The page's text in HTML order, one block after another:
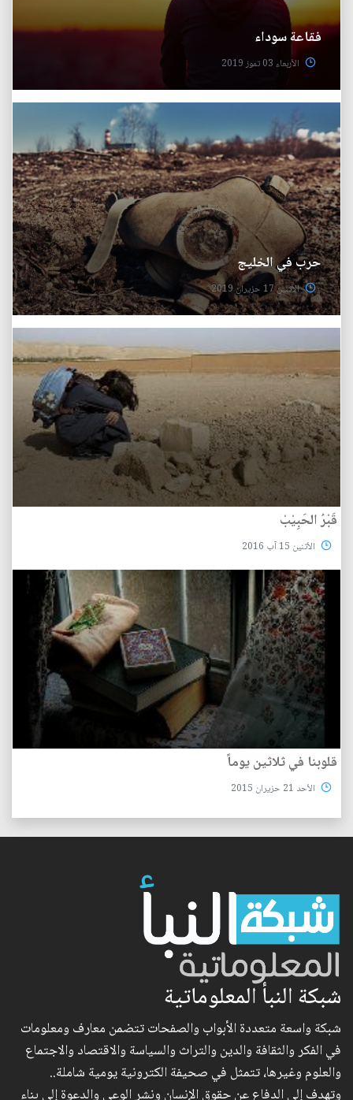
فقاعة سوداء
الأربعاء 03 تموز 2019
حرب في الخليج
الأثنين 17 حزيران 2019
قَبْرُ الحَبِيْبْ
الأثنين 15 آب 2016
قلوبنا في ثلاثين يوماً
الأحد 21 حزيران 2015
شبكة النبأ المعلوماتية
شبكة واسعة متعددة الأبواب والصفحات تتضمن معارف ومعلومات
في الفكر والثقافة والدين والتراث والسياسة والاقتصاد والاجتماع
والعلوم وغيرها، تتمثل في صحيفة الكترونية يومية شاملة..